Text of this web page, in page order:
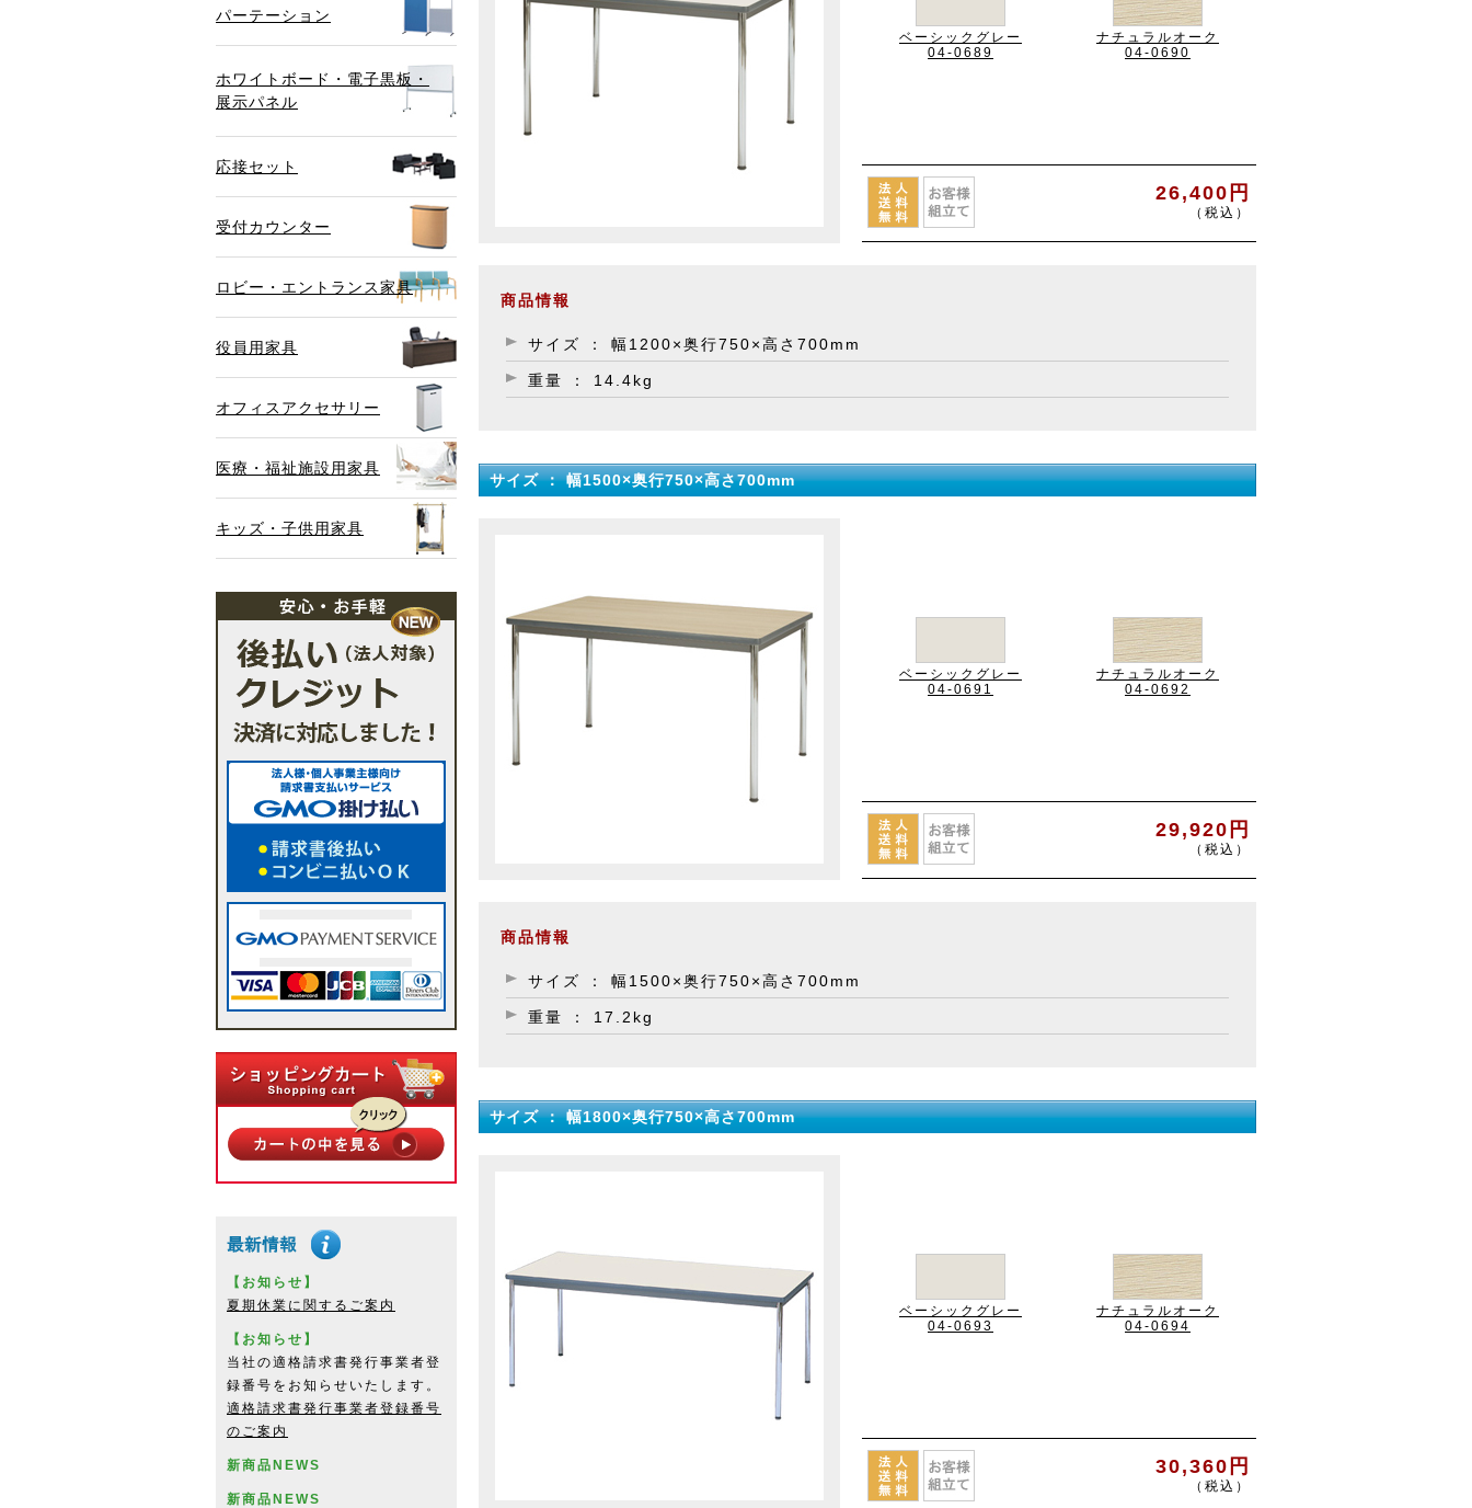
ベーシックグレー
04-0689
ナチュラルオーク
04-0690
26,400円
（税込）
商品情報
サイズ ： 幅1200×奥行750×高さ700mm
重量 ： 14.4kg
サイズ ： 幅1500×奥行750×高さ700mm
ベーシックグレー
04-0691
ナチュラルオーク
04-0692
29,920円
（税込）
商品情報
サイズ ： 幅1500×奥行750×高さ700mm
重量 ： 17.2kg
サイズ ： 幅1800×奥行750×高さ700mm
ベーシックグレー
04-0693
ナチュラルオーク
04-0694
30,360円
（税込）
パーテーション
ホワイトボード・電子黒板・
展示パネル
応接セット
受付カウンター
ロビー・エントランス家具
役員用家具
オフィスアクセサリー
医療・福祉施設用家具
キッズ・子供用家具
【お知らせ】
夏期休業に関するご案内
【お知らせ】
当社の適格請求書発行事業者登
録番号をお知らせいたします。
適格請求書発行事業者登録番号
のご案内
新商品NEWS
新商品NEWS